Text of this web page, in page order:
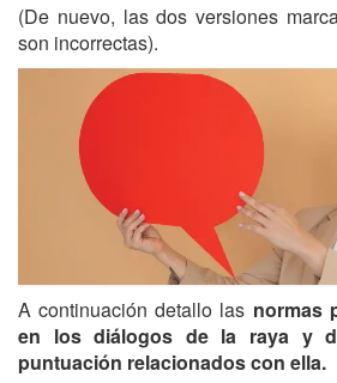
(De nuevo, las dos versiones
son incorrectas).
A continuación detallo las normas
en los diálogos de la raya y
puntuación relacionados con ella.